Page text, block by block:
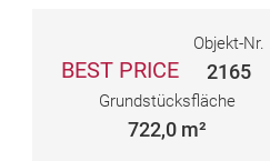
BEST PRICE
Objekt-Nr.
2165
Grundstücksfläche
722,0 m²